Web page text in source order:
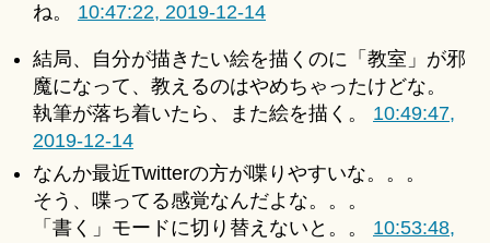
ね。 10:47:22, 2019-12-14
結局、自分が描きたい絵を描くのに「教室」が邪
魔になって、教えるのはやめちゃったけどな。
執筆が落ち着いたら、また絵を描く。 10:49:47,
2019-12-14
なんか最近Twitterの方が喋りやすいな。。。
そう、喋ってる感覚なんだよな。。。
「書く」モードに切り替えないと。。 10:53:48,